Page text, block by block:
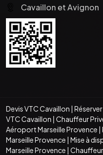
Cavaillon et Avignon
Devis VTC Cavaillon |
VTC Cavaillon | Chauffeur
Aéroport Marseille Provence |
Marseille Provence | Mise à
Marseille Provence |